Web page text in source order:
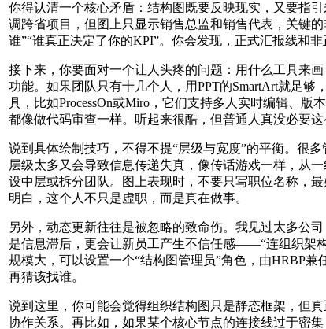
你得认清一个核心矛盾：结构图既要反映现实，又要指
调跨省项目，但图上只显示销售总监和销售代表，关键
谁”“谁真正决定了你的KPI”。你会发现，正式汇报线和
接下来，你要面对一个让人头疼的问题：用什么工具来
功能。如果团队只有十几个人，用PPT的SmartArt就足够
具，比如ProcessOn或Miro，它们支持多人实时编辑、
都像做代码审查一样。听起来很酷，但普通人真没必要
说到具体绘制技巧，不得不提“层级与宽度”的平衡。很
层级太多又会导致信息传递失真，像传话游戏一样，从
设中层或拆分团队。图上表现时，不要只写职位名称，
明白，这个人不只是虚职，而是真在做事。
另外，动态更新往往是被忽略的致命伤。我见过太多公
是信息滞后，更会让新员工产生不信任感——“连组织架
规模大，可以设置一个“结构图管理员”角色，由HRBP
再猜该找谁。
说到这里，你可能会觉得组织结构图只是静态框架，但
协作关系。再比如，如果某个核心节点的连接线过于密